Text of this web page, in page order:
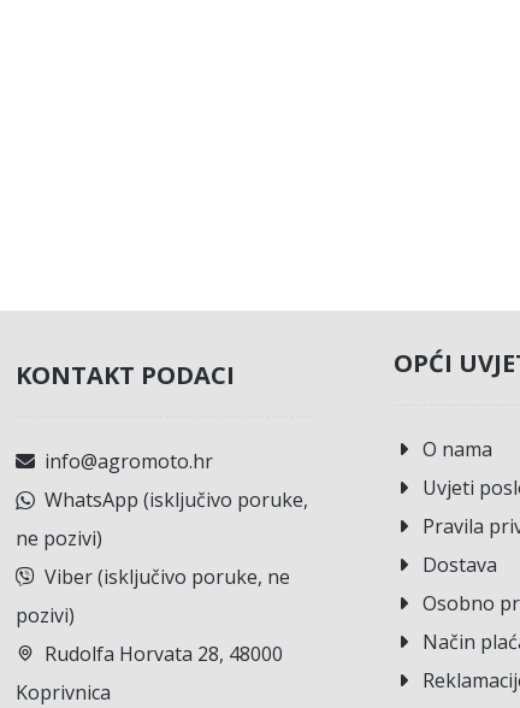
KONTAKT PODACI
info@agromoto.hr
WhatsApp (isključivo poruke,
ne pozivi)
Viber (isključivo poruke, ne
pozivi)
Rudolfa Horvata 28, 48000
Koprivnica
OPĆI
O nama
Uvjeti
Pravila
Dostava
Osobno
Način